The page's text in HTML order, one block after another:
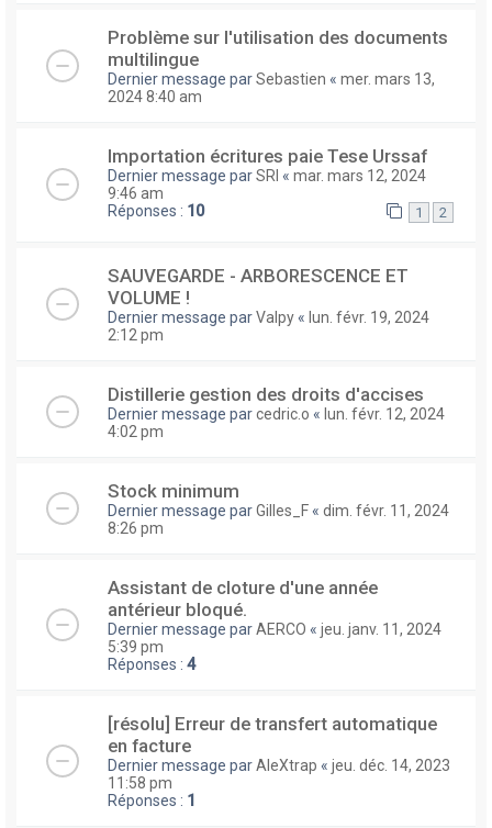
Problème sur l'utilisation des documents
multilingue
Dernier message parSebastien « mer. mars 13,
2024 8:40 am
Importation écritures paie Tese Urssaf
Dernier message parSRI « mar. mars 12, 2024
9:46 am
Réponses : 10 1 2
SAUVEGARDE - ARBORESCENCE ET
VOLUME !
Dernier message parValpy « lun. févr. 19, 2024
2:12 pm
Distillerie gestion des droits d'accises
Dernier message parcedric.o « lun. févr. 12, 2024
4:02 pm
Stock minimum
Dernier message parGilles_F « dim. févr. 11, 2024
8:26 pm
Assistant de cloture d'une année
antérieur bloqué.
Dernier message parAERCO « jeu. janv. 11, 2024
5:39 pm
Réponses : 4
[résolu] Erreur de transfert automatique
en facture
Dernier message parAleXtrap « jeu. déc. 14, 2023
11:58 pm
Réponses : 1